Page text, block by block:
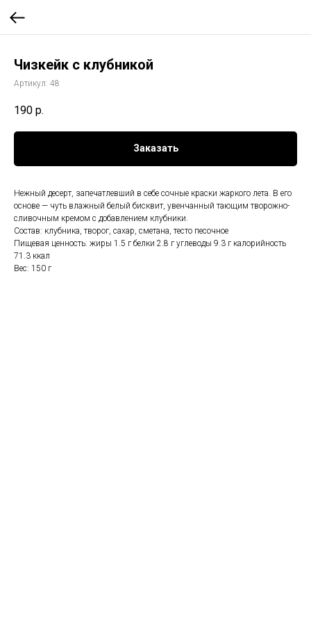
Чизкейк с клубникой
Артикул: 48
190 р.
Заказать
Нежный десерт, запечатлевший в себе сочные краски жаркого лета. В его
основе — чуть влажный белый бисквит, увенчанный тающим творожно-
сливочным кремом с добавлением клубники.
Состав: клубника, творог, сахар, сметана, тесто песочное
Пищевая ценность: жиры 1.5 г белки 2.8 г углеводы 9.3 г калорийность
71.3 ккал
Вес: 150 г